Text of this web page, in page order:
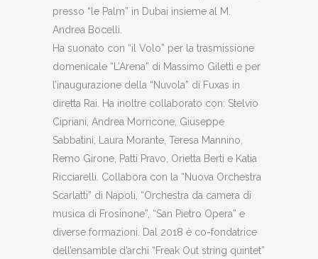
presso “le Palm” in Dubai insieme al M.
Andrea Bocelli.
Ha suonato con “il Volo” per la trasmissione
domenicale “L’Arena” di Massimo Giletti e per
l’inaugurazione della “Nuvola” di Fuxas in
diretta Rai. Ha inoltre collaborato con: Stelvio
Cipriani, Andrea Morricone, Giuseppe
Sabbatini, Laura Morante, Teresa Mannino,
Remo Girone, Patti Pravo, Orietta Berti e Katia
Ricciarelli. Collabora con la “Nuova Orchestra
Scarlatti” di Napoli, “Orchestra da camera di
musica di Frosinone”, “San Pietro Opera” e
diverse formazioni. Dal 2018 è co-fondatrice
dell’ensamble d’archi “Freak Out string quintet”